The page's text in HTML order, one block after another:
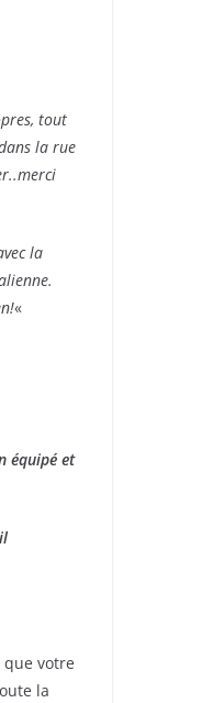
tout
la rue
la
«
équipé et
votre
la